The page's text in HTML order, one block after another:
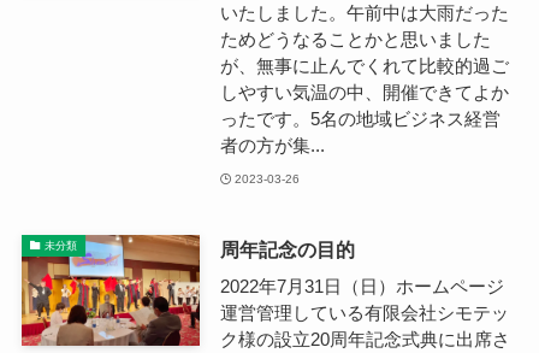
いたしました。午前中は大雨だった
ためどうなることかと思いました
が、無事に止んでくれて比較的過ご
しやすい気温の中、開催できてよか
ったです。5名の地域ビジネス経営
者の方が集...
2023-03-26
未分類 周年記念の目的
2022年7月31日（日）ホームページ
運営管理している有限会社シモテッ
ク様の設立20周年記念式典に出席さ